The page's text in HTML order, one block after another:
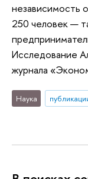
независимость
250 человек —
Исследование
журнала
Наука